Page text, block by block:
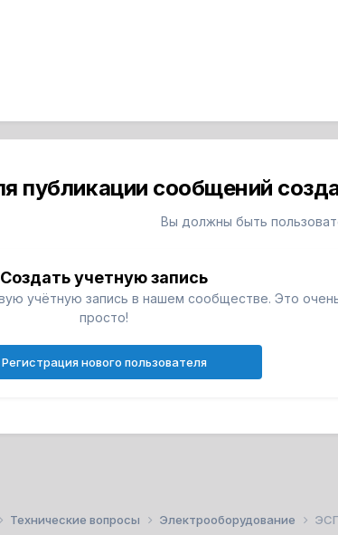
публикации сообщений
Вы должны быть
Создать учетную запись
учётную запись в нашем сообществе. Это
просто!
Регистрация нового пользователя
Технические вопросы Электрооборудование